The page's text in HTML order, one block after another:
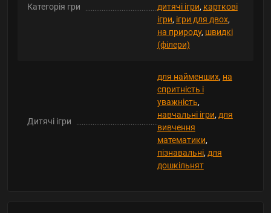
Категорія гри
дитячі ігри, карткові
ігри, ігри для двох,
на природу, швидкі
(філери)
Дитячі ігри
для найменших, на
спритність і
уважність,
навчальні ігри, для
вивчення
математики,
пізнавальні, для
дошкільнят